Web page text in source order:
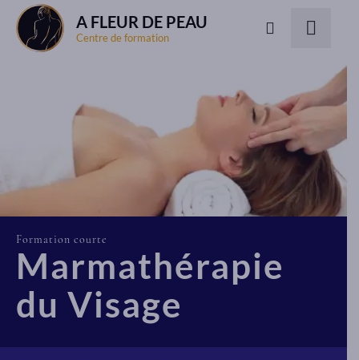
A FLEUR DE PEAU
Centre de formation
Formation courte
Marmathérapie
du Visage